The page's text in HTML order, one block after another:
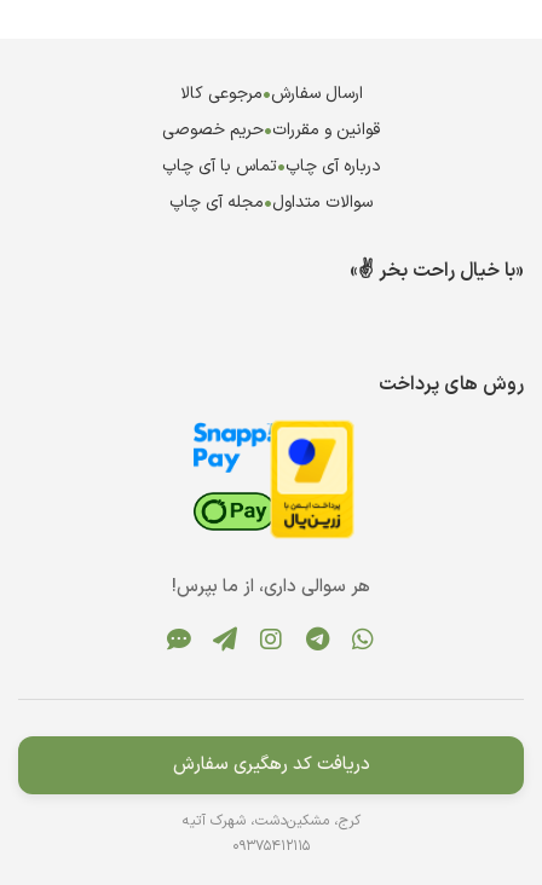
ارسال سفارش•مرجوعی کالا
قوانین و مقررات•حریم خصوصی
درباره آی چاپ•تماس با آی چاپ
سوالات متداول•مجله آی چاپ
«با خیال راحت بخر ✌️»
روش های پرداخت
هر سوالی داری، از ما بپرس!
دریافت کد رهگیری سفارش
کرج، مشکین‌دشت، شهرک آتیه
09375412115